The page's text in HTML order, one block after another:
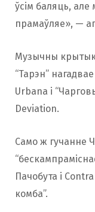
ўсім баляць, але
прамаўляе», —
Музычны
“Тарэн”
Urbana і
Deviation.
Само ж гучанне
Пачобута і
комба”.